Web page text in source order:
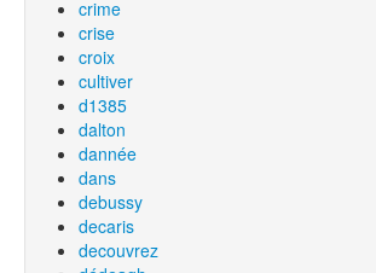
crime
crise
croix
cultiver
d1385
dalton
dannée
dans
debussy
decaris
decouvrez